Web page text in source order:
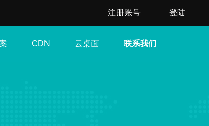
注册账号 登陆
CDN 云桌面 联系我们